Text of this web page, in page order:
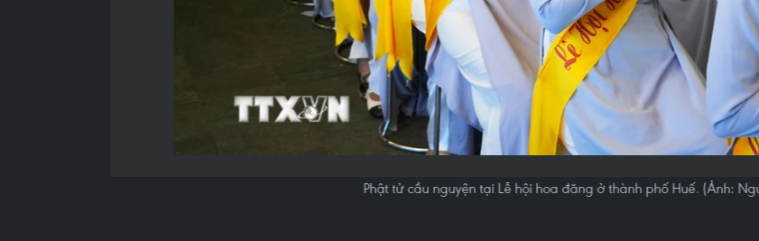
Phật tử cầu nguyện tại Lễ hội hoa đăng ở thành phố Huế. (Ảnh: